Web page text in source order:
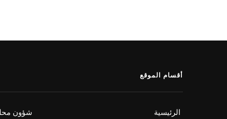
أقسام الموقع
الرئيسية
شؤون